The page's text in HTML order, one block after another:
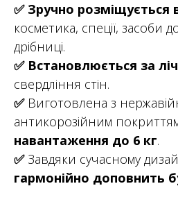
✅ Зручно розміщується
косметика, спеції, засоби
дрібниці.
✅ Встановлюється за
свердління стін.
✅Виготовлена з
антикорозійним
навантаження до 6 кг.
✅Завдяки сучасному
гармонійно доповнить